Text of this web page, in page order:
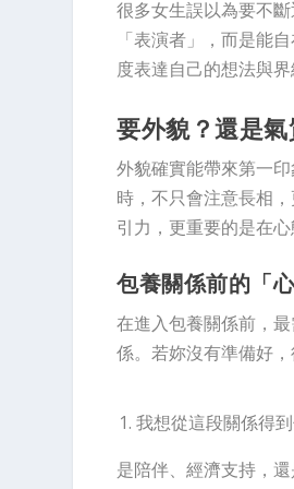
很多女生誤以為要不
「表演者」，而是能
度表達自己的想法與
要外貌？還是
外貌確實能帶來第一
時，不只會注意長相
引力，更重要的是在心
包養關係前的「
在進入包養關係前，
係。若妳沒有準備好
我想從這段關係得
是陪伴、經濟支持，